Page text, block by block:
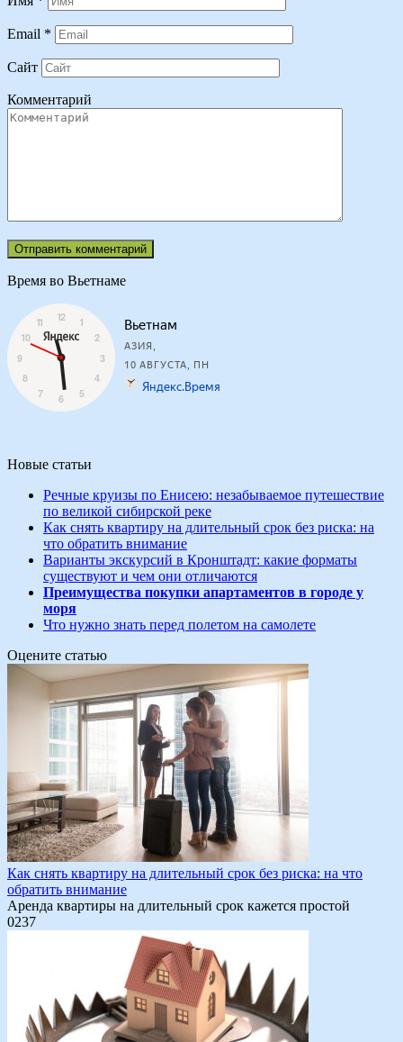
Email *
Сайт
Комментарий
Время во Вьетнаме
Новые статьи
Речные круизы по Енисею: незабываемое путешествие
по великой сибирской реке
Как снять квартиру на длительный срок без риска: на
что обратить внимание
Варианты экскурсий в Кронштадт: какие форматы
существуют и чем они отличаются
Преимущества покупки апартаментов в городе у
моря
Что нужно знать перед полетом на самолете
Оцените статью
Как снять квартиру на длительный срок без риска: на что
обратить внимание
Аренда квартиры на длительный срок кажется простой
0237